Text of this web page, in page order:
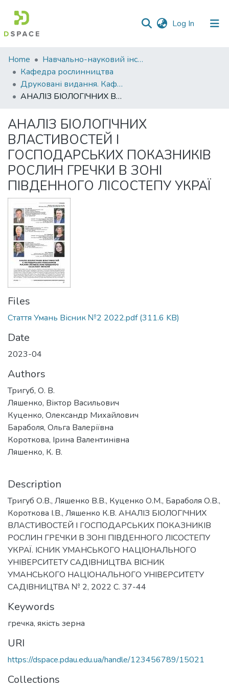
Log In (current)
Communities
&
Collections
All of DSpace
Statistics
Home
Навчально-науковий інститут агротехнологій, селекції та екології
Кафедра рослинництва
Друковані видання. Кафедра рослинництва
АНАЛІЗ БІОЛОГІЧНИХ ВЛАСТИВОСТЕЙ І ГОСПОДАРСЬКИХ ПОКАЗНИКІВ РОСЛИН ГРЕЧКИ В ЗОНІ ПІВДЕННОГО ЛІСОСТЕПУ УКРАЇ
АНАЛІЗ БІОЛОГІЧНИХ
ВЛАСТИВОСТЕЙ І
ГОСПОДАРСЬКИХ ПОКАЗНИКІВ
РОСЛИН ГРЕЧКИ В ЗОНІ
ПІВДЕННОГО ЛІСОСТЕПУ УКРАЇ
Files
Стаття Умань Вісник №2 2022.pdf(311.6 KB)
Date
2023-04
Authors
Тригуб, О. В.
Ляшенко, Віктор Васильович
Куценко, Олександр Михайлович
Бараболя, Ольга Валеріївна
Короткова, Ірина Валентинівна
Ляшенко, К. В.
Description
Тригуб О.В., Ляшенко В.В., Куценко О.М., Бараболя О.В.,
Короткова І.В., Ляшенко К.В. АНАЛІЗ БІОЛОГІЧНИХ
ВЛАСТИВОСТЕЙ І ГОСПОДАРСЬКИХ ПОКАЗНИКІВ
РОСЛИН ГРЕЧКИ В ЗОНІ ПІВДЕННОГО ЛІСОСТЕПУ
УКРАЇ. ІСНИК УМАНСЬКОГО НАЦІОНАЛЬНОГО
УНІВЕРСИТЕТУ САДІВНИЦТВА ВІСНИК
УМАНСЬКОГО НАЦІОНАЛЬНОГО УНІВЕРСИТЕТУ
САДІВНИЦТВА № 2, 2022 С. 37-44
Keywords
гречка, якість зерна
URI
https://dspace.pdau.edu.ua/handle/123456789/15021
Collections